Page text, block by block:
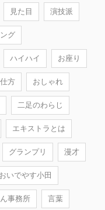
見た目 演技派
グ
ハイハイ お座り
方 おしゃれ
二足のわらじ
エキストラとは
グランプリ 漫才
おいでやす小田
事務所 言葉